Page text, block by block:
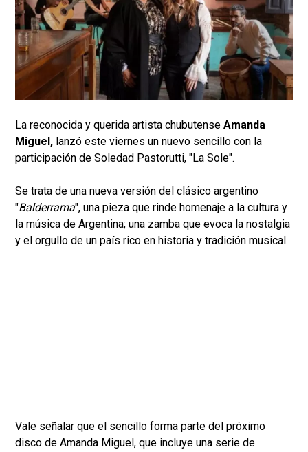
La reconocida y querida artista chubutense Amanda
Miguel, lanzó este viernes un nuevo sencillo con la
participación de Soledad Pastorutti, "La Sole".
Se trata de una nueva versión del clásico argentino
"Balderrama", una pieza que rinde homenaje a la cultura y
la música de Argentina; una zamba que evoca la nostalgia
y el orgullo de un país rico en historia y tradición musical.
Vale señalar que el sencillo forma parte del próximo
disco de Amanda Miguel, que incluye una serie de